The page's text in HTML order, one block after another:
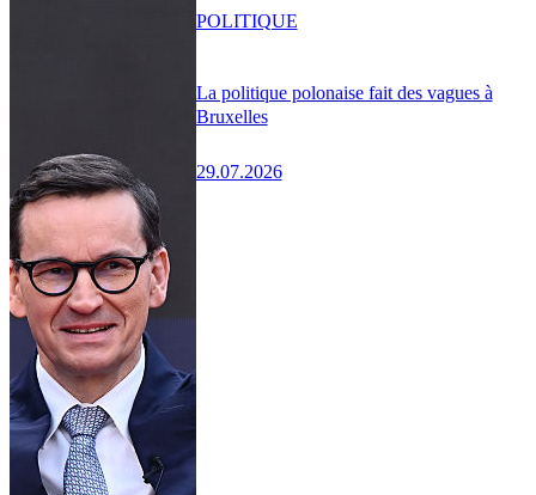
La politique polonaise fait des vagues à
Bruxelles
29.07.2026
POLITIQUE